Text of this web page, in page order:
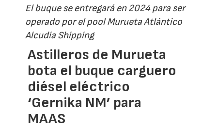
El buque se entregará en 2024 para ser
operado por el pool Murueta Atlántico
Alcudia Shipping
Astilleros de Murueta
bota el buque carguero
diésel eléctrico
‘Gernika NM’ para
MAAS